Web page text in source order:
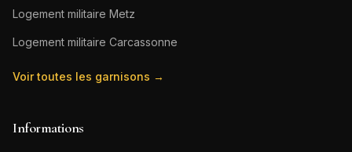
Logement militaire Metz
Logement militaire Carcassonne
Voir toutes les garnisons →
Informations